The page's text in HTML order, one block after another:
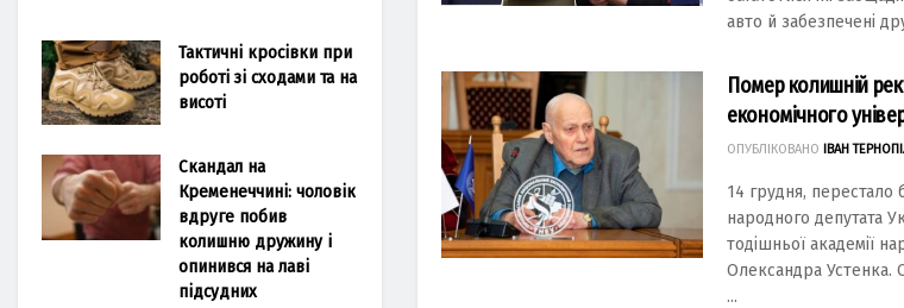
авто й забезпечені
Помер колишній
економічного
ОПУБЛІКОВАНО ІВАН
14 грудня,
народного депутата
тодішньої академії
Олександра Устенка.
...
Тактичні кросівки при
роботі зі сходами та на
висоті
Скандал на
Кременеччині: чоловік
вдруге побив
колишню дружину і
опинився на лаві
підсудних